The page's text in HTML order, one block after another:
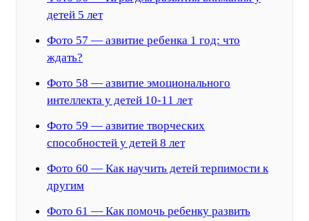
детей 5 лет
Фото 57 — азвитие ребенка 1 год: что
ждать?
Фото 58 — азвитие эмоционального
интеллекта у детей 10-11 лет
Фото 59 — азвитие творческих
способностей у детей 8 лет
Фото 60 — Как научить детей терпимости к
другим
Фото 61 — Как помочь ребенку развить